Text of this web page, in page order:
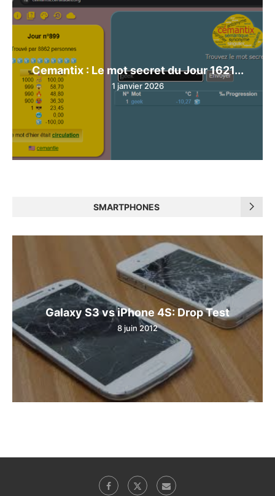
Cemantix : Le mot secret du Jour 1621...
1 janvier 2026
SMARTPHONES
Galaxy S3 vs iPhone 4S: Drop Test
8 juin 2012